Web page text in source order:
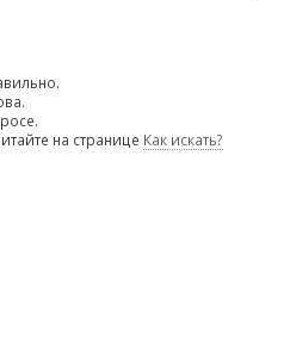
на странице Как искать?